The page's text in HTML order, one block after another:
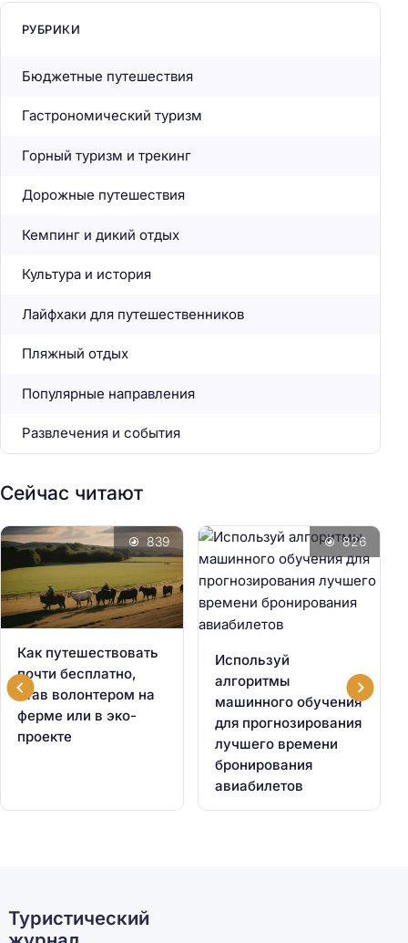
РУБРИКИ
Бюджетные путешествия
Гастрономический туризм
Горный туризм и трекинг
Дорожные путешествия
Кемпинг и дикий отдых
Культура и история
Лайфхаки для путешественников
Пляжный отдых
Популярные направления
Развлечения и события
Сейчас читают
Как путешествовать
почти бесплатно,
став волонтером на
ферме или в эко-
проекте
839
Используй
алгоритмы
машинного обучения
для прогнозирования
лучшего времени
бронирования
авиабилетов
826
Туристический